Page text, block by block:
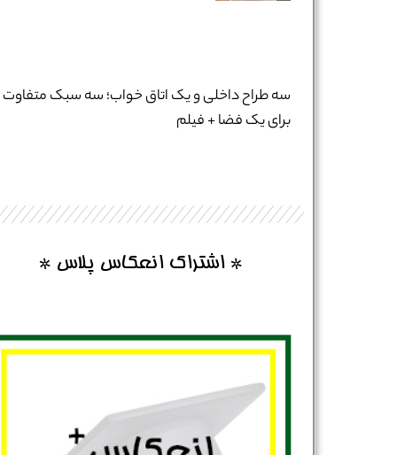
سه طراح داخلی و یک اتاق خواب؛ سه سبک متفاوت
برای یک فضا + فیلم
* اشتراک انعکاس پلاس *